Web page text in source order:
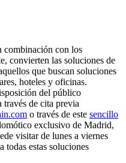
combinación con los
convierten las soluciones de
que buscan soluciones
hoteles y oficinas.
del público
través de cita previa
o través de este sencillo
exclusivo de Madrid,
visitar de lunes a viernes
todas estas soluciones